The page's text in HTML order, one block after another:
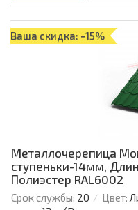
Ваша скидка: -15%
Металлочерепица
ступеньки-14мм,
Полиэстер RAL6002
Срок службы: 20 Цвет: